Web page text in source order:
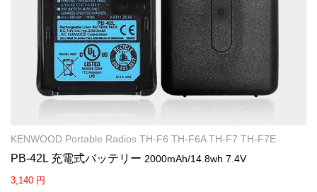
KENWOOD Portable Radios TH-F6 TH-F6A TH-F7 TH-F7E
PB-42L 充電式バッテリー 2000mAh/14.8wh 7.4V
3,140 円